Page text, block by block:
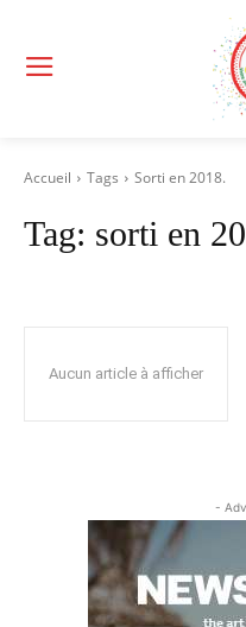
Accueil Tags Sorti en 2018.
Tag: sorti en
Aucun article à afficher
-